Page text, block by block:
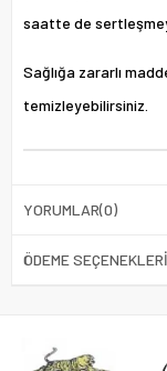
saatte de
Sağlığa zararlı
temizleyebilirsiniz.
YORUMLAR(0)
ÖDEME SEÇENEKLERI